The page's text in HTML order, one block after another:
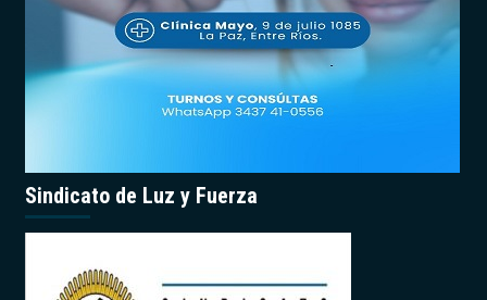
Sindicato de Luz y Fuerza